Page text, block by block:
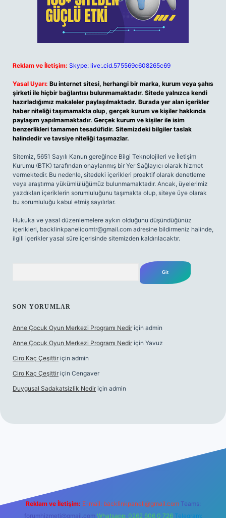
Reklam ve İletişim: Skype: live:.cid.575569c608265c69
Yasal Uyarı: Bu internet sitesi, herhangi bir marka, kurum veya şahıs
şirketi ile hiçbir bağlantısı bulunmamaktadır. Sitede yalnızca kendi
hazırladığımız makaleler paylaşılmaktadır. Burada yer alan içerikler
haber niteliği taşımamakta olup, gerçek kurum ve kişiler hakkında
paylaşım yapılmamaktadır. Gerçek kurum ve kişiler ile isim
benzerlikleri tamamen tesadüfidir. Sitemizdeki bilgiler taslak
halindedir ve tavsiye niteliği taşımazlar.
Sitemiz, 5651 Sayılı Kanun gereğince Bilgi Teknolojileri ve İletişim
Kurumu (BTK) tarafından onaylanmış bir Yer Sağlayıcı olarak hizmet
vermektedir. Bu nedenle, sitedeki içerikleri proaktif olarak denetleme
veya araştırma yükümlülüğümüz bulunmamaktadır. Ancak, üyelerimiz
yazdıkları içeriklerin sorumluluğunu taşımakta olup, siteye üye olarak
bu sorumluluğu kabul etmiş sayılırlar.
Hukuka ve yasal düzenlemelere aykırı olduğunu düşündüğünüz
içerikleri, backlinkpanelicomtr@gmail.com adresine bildirmeniz halinde,
ilgili içerikler yasal süre içerisinde sitemizden kaldırılacaktır.
SON YORUMLAR
Anne Çocuk Oyun Merkezi Programı Nedir için admin
Anne Çocuk Oyun Merkezi Programı Nedir için Yavuz
Ciro Kaç Çeşittir için admin
Ciro Kaç Çeşittir için Cengaver
Duygusal Sadakatsizlik Nedir için admin
elexbetgiris.org
Reklam ve İletişim: E-mail: backlinkpaneli@gmail.com Teams:
forumhizmeti@gmail.com Whatsapp: 0262 606 0 726 Telegram: